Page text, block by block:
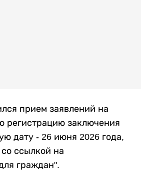
прием заявлений на
регистрацию заключения
дату - 26 июня 2026 года,
со ссылкой на
граждан".